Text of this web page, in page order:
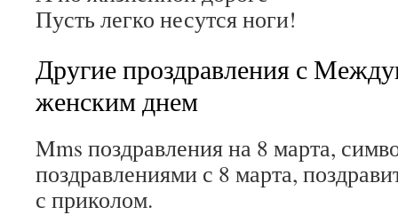
Пусть легко несутся ноги!
Другие проздравления с
женским днем
Mms поздравления на 8 марта,
поздравлениями с 8 марта,
с приколом.